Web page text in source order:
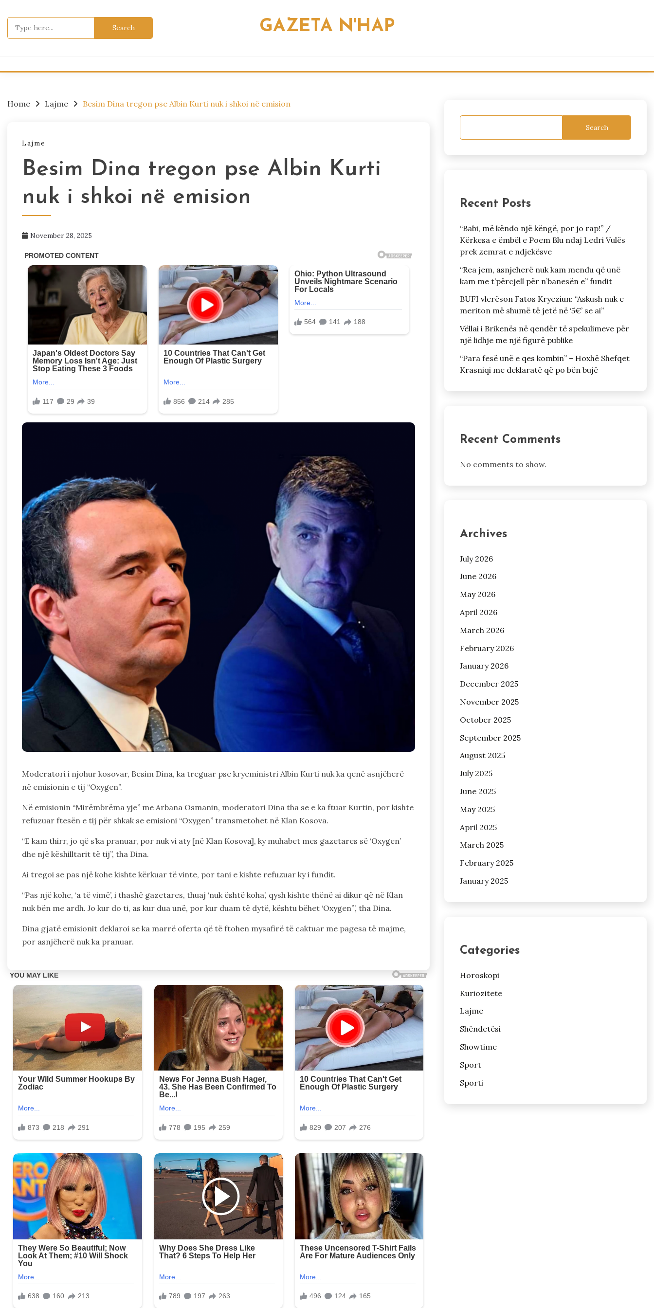
to
content
GAZETA N'HAP
Home Lajme Besim Dina tregon pse Albin Kurti nuk i shkoi në emision
Lajme
Besim Dina tregon pse Albin Kurti
nuk i shkoi në emision
November 28, 2025
Moderatori i njohur kosovar, Besim Dina, ka treguar pse kryeministri Albin Kurti nuk ka qenë asnjëherë
në emisionin e tij “Oxygen”.
Në emisionin “Mirëmbrëma yje” me Arbana Osmanin, moderatori Dina tha se e ka ftuar Kurtin, por kishte
refuzuar ftesën e tij për shkak se emisioni “Oxygen” transmetohet në Klan Kosova.
“E kam thirr, jo që s’ka pranuar, por nuk vi aty [në Klan Kosova], ky muhabet mes gazetares së ‘Oxygen’
dhe një këshilltarit të tij”, tha Dina.
Ai tregoi se pas një kohe kishte kërkuar të vinte, por tani e kishte refuzuar ky i fundit.
“Pas një kohe, ‘a të vimë’, i thashë gazetares, thuaj ‘nuk është koha’, qysh kishte thënë ai dikur që në Klan
nuk bën me ardh. Jo kur do ti, as kur dua unë, por kur duam të dytë, kështu bëhet ‘Oxygen’”, tha Dina.
Dina gjatë emisionit deklaroi se ka marrë oferta që të ftohen mysafirë të caktuar me pagesa të majme,
por asnjëherë nuk ka pranuar.
Search
Recent Posts
“Babi, më këndo një këngë, por jo rap!” /
Kërkesa e ëmbël e Poem Blu ndaj Ledri Vulës
prek zemrat e ndjekësve
“Rea jem, asnjeherë nuk kam mendu që unë
kam me t’përcjell për n’banesën e” fundit
BUFI vlerëson Fatos Kryeziun: “Askush nuk e
meriton më shumë të jetë në ‘5€’ se ai”
Vëllai i Brikenës në qendër të spekulimeve për
një lidhje me një figurë publike
“Para fesë unë e qes kombin” – Hoxhë Shefqet
Krasniqi me deklaratë që po bën bujë
Recent Comments
No comments to show.
Archives
July 2026
June 2026
May 2026
April 2026
March 2026
February 2026
January 2026
December 2025
November 2025
October 2025
September 2025
August 2025
July 2025
June 2025
May 2025
April 2025
March 2025
February 2025
January 2025
Categories
Horoskopi
Kuriozitete
Lajme
Shëndetësi
Showtime
Sport
Sporti